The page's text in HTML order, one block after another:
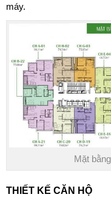
máy.
Mặt
THIẾT KẾ CĂN HỘ